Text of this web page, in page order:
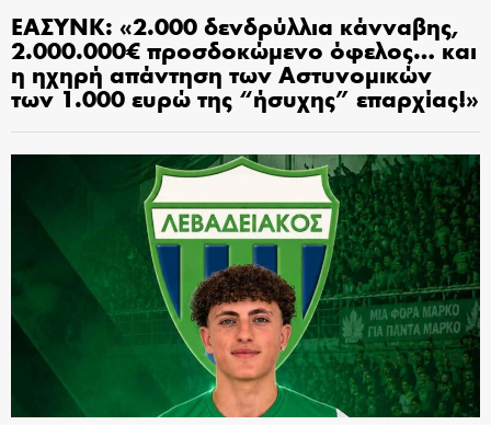
ΕΑΣΥΝΚ: «2.000 δενδρύλλια κάνναβης,
2.000.000€ προσδοκώμενο όφελος… και
η ηχηρή απάντηση των Αστυνομικών
των 1.000 ευρώ της “ήσυχης” επαρχίας!»